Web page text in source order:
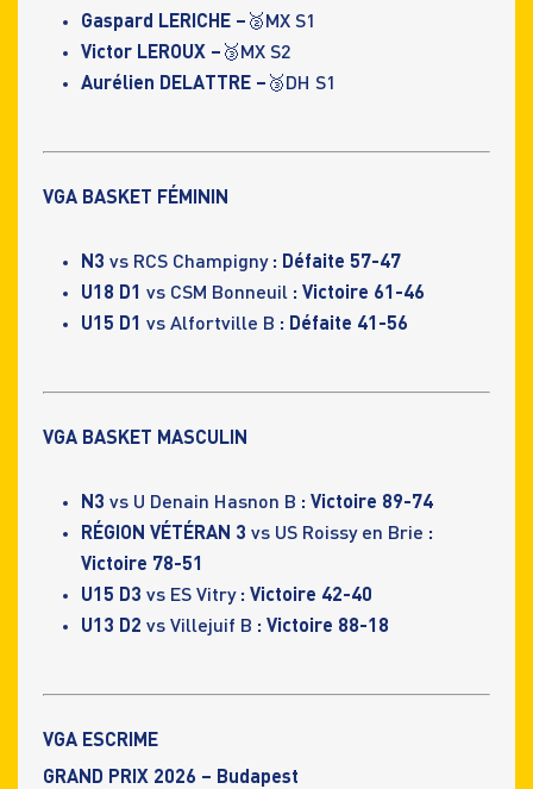
Gaspard LERICHE – 🥈MX S1
Victor LEROUX – 🥉MX S2
Aurélien DELATTRE – 🥉DH S1
VGA BASKET FÉMININ
N3 vs RCS Champigny: Défaite 57-47
U18 D1 vs CSM Bonneuil: Victoire 61-46
U15 D1 vs Alfortville B : Défaite 41-56
VGA BASKET MASCULIN
N3 vs U Denain Hasnon B : Victoire 89-74
RÉGION VÉTÉRAN 3 vs US Roissy en Brie :
Victoire 78-51
U15 D3 vs ES Vitry : Victoire 42-40
U13 D2 vs Villejuif B : Victoire 88-18
VGA ESCRIME
GRAND PRIX 2026 – Budapest